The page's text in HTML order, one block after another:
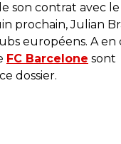
son contrat avec le
prochain, Julian
européens. A en
FC Barcelone sont
dossier.